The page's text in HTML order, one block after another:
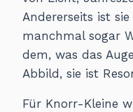
Andererseits ist
manchmal sogar
dem, was das
Abbild, sie ist
Für Knorr-Kleine